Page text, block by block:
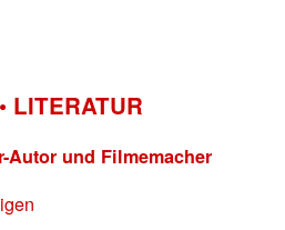
LITERATUR
Autor und Filmemacher